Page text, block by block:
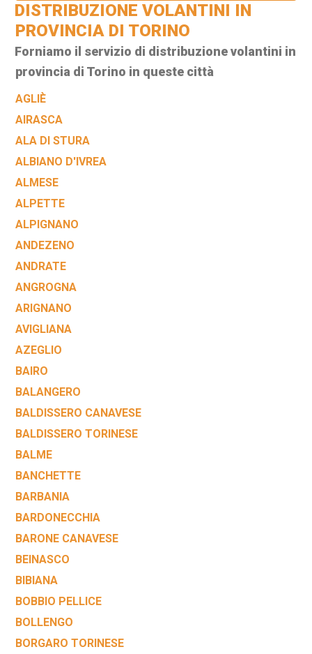
DISTRIBUZIONE VOLANTINI IN
PROVINCIA DI TORINO
Forniamo il servizio di distribuzione volantini in
provincia di Torino in queste città
AGLIÈ
AIRASCA
ALA DI STURA
ALBIANO D'IVREA
ALMESE
ALPETTE
ALPIGNANO
ANDEZENO
ANDRATE
ANGROGNA
ARIGNANO
AVIGLIANA
AZEGLIO
BAIRO
BALANGERO
BALDISSERO CANAVESE
BALDISSERO TORINESE
BALME
BANCHETTE
BARBANIA
BARDONECCHIA
BARONE CANAVESE
BEINASCO
BIBIANA
BOBBIO PELLICE
BOLLENGO
BORGARO TORINESE